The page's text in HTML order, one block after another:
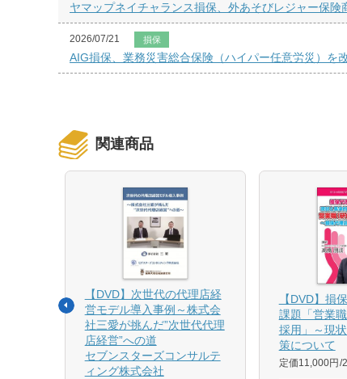
ヤマップネイチャランス損保、外あそびレジャー保険
2026/07/21 損保
AIG損保、業務災害総合保険（ハイパー任意労災）を
関連商品
【DVD】次世代の代理店経
営モデル導入事例～株式会
社三愛が挑んだ”次世代代理
店経営”への道
セブンスターズコンサルテ
ィング株式会社
【DVD】損
課題「営業
採用」～現
策について
定価11,000円